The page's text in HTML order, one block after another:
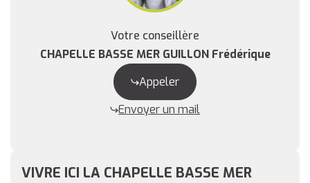
Votre conseillère
CHAPELLE BASSE MER GUILLON Frédérique
Appeler
Envoyer un mail
VIVRE ICI LA CHAPELLE BASSE MER